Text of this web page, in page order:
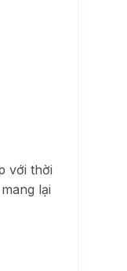
với thời
lại